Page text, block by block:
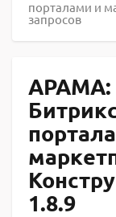
порталами и
запросов
АРАМА:
1.8.9